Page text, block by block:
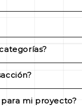
de marcas de
garantías para
de nuestras
y realizar
mi proyecto?